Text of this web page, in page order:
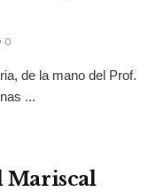
0
de la mano del Prof.
...
Mariscal